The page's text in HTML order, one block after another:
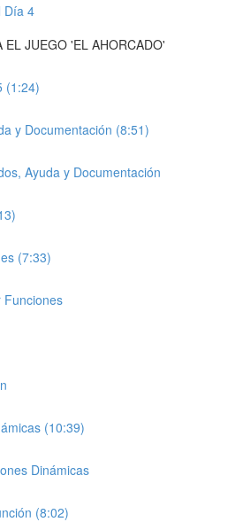
Día 4
EL JUEGO 'EL AHORCADO'
(1:24)
y Documentación (8:51)
Ayuda y Documentación
(7:33)
Funciones
(10:39)
Dinámicas
(8:02)